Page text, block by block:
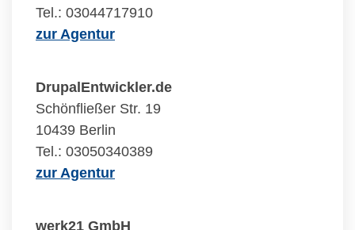
Tel.: 03044717910
zur Agentur
DrupalEntwickler.de
Schönfließer Str. 19
10439 Berlin
Tel.: 03050340389
zur Agentur
werk21 GmbH